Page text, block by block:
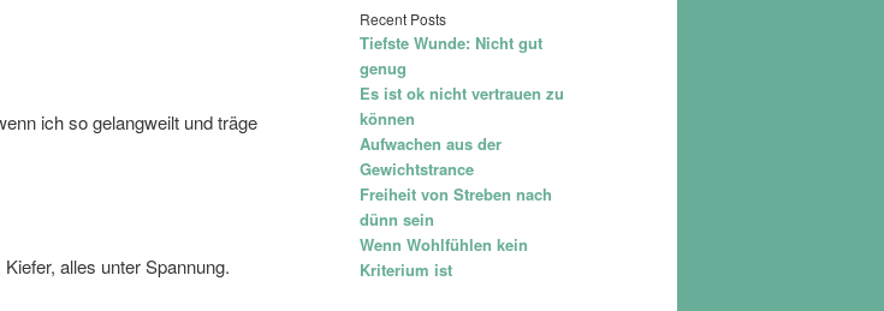
ich so gelangweilt und träge
alles unter Spannung.
Recent Posts
Tiefste Wunde: Nicht gut
genug
Es ist ok nicht vertrauen zu
können
Aufwachen aus der
Gewichtstrance
Freiheit von Streben nach
dünn sein
Wenn Wohlfühlen kein
Kriterium ist